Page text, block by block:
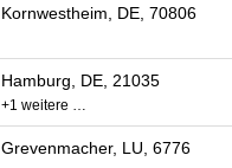
Kornwestheim, DE, 70806
Hamburg, DE, 21035
+1 weitere …
Grevenmacher, LU, 6776